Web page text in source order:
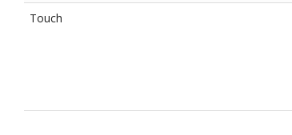
Touch